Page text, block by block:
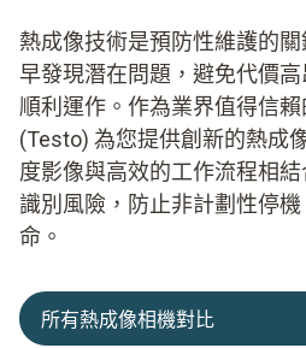
熱成像技術是預防性維護的
早發現潛在問題，避免代價
順利運作。作為業界值得信
(Testo) 為您提供創新的熱成
度影像與高效的工作流程相
識別風險，防止非計劃性停
命。
所有熱成像相機對比